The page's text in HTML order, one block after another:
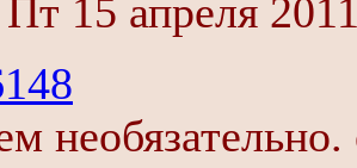
Пт 15 апреля